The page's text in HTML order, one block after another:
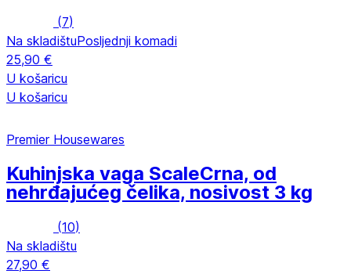
(7)
Na skladištuPosljednji komadi
25,90 €
U košaricu
U košaricu
Premier Housewares
Kuhinjska vaga ScaleCrna, od
nehrđajućeg čelika, nosivost 3 kg
(10)
Na skladištu
27,90 €